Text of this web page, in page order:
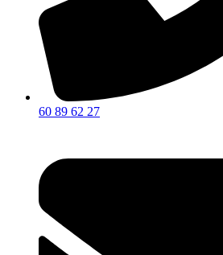
60 89 62 27